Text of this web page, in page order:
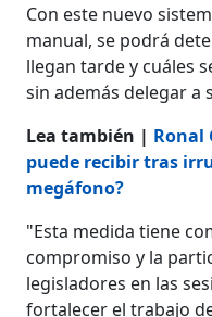
Con este nuevo
manual, se podrá
llegan tarde y cuáles
sin además delegar a
Lea también | Ronal
puede recibir tras
megáfono?
"Esta medida tiene
compromiso y la
legisladores en las
fortalecer el trabajo